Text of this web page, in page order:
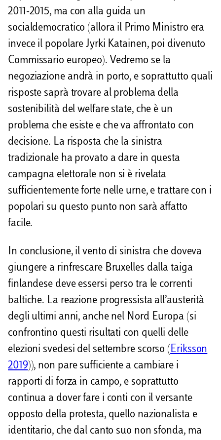
2011-2015, ma con alla guida un
socialdemocratico (allora il Primo Ministro era
invece il popolare Jyrki Katainen, poi divenuto
Commissario europeo). Vedremo se la
negoziazione andrà in porto, e soprattutto quali
risposte saprà trovare al problema della
sostenibilità del welfare state, che è un
problema che esiste e che va affrontato con
decisione. La risposta che la sinistra
tradizionale ha provato a dare in questa
campagna elettorale non si è rivelata
sufficientemente forte nelle urne, e trattare con i
popolari su questo punto non sarà affatto
facile.
In conclusione, il vento di sinistra che doveva
giungere a rinfrescare Bruxelles dalla taiga
finlandese deve essersi perso tra le correnti
baltiche. La reazione progressista all’austerità
degli ultimi anni, anche nel Nord Europa (si
confrontino questi risultati con quelli delle
elezioni svedesi del settembre scorso (Eriksson
2019)), non pare sufficiente a cambiare i
rapporti di forza in campo, e soprattutto
continua a dover fare i conti con il versante
opposto della protesta, quello nazionalista e
identitario, che dal canto suo non sfonda, ma